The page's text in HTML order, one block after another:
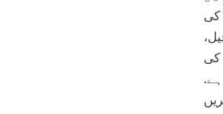
کی
کی